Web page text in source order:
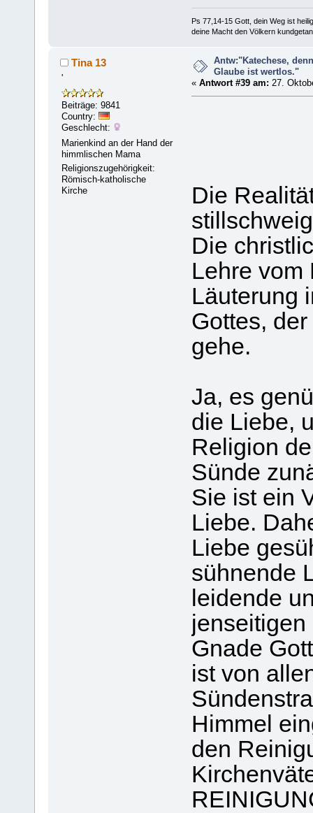
Ps 77,14-15 Gott, dein Weg ist
deine Macht den Völkern
Tina 13
'
Beiträge: 9841
Country:
Geschlecht:
Marienkind an der Hand der
himmlischen Mama
Religionszugehörigkeit:
Römisch-katholische
Kirche
Antw:"Katechese,
Glaube ist wertlos."
« Antwort #39 am: 27.
Die
Die
Lehre vom
Läuterung
Gottes,
gehe.
Ja, es
die Liebe,
Religion
Sünde
Sie ist ein
Liebe.
Liebe
sühnende
leidende
Gnade
ist von
Himmel
den